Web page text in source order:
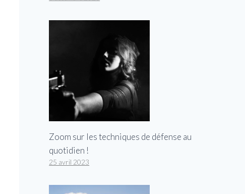
Zoom sur les techniques de défense au
quotidien !
25 avril 2023